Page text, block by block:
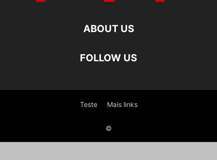
ABOUT US
FOLLOW US
Teste Mais links
©